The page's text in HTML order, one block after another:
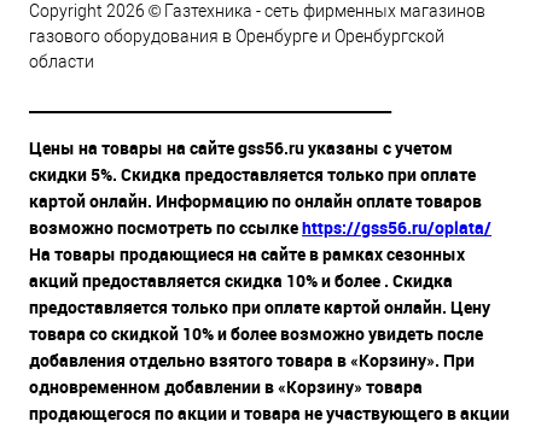
Copyright 2026 © Газтехника - сеть фирменных магазинов
газового оборудования в Оренбурге и Оренбургской
области
Цены на товары на сайте gss56.ru указаны с учетом
скидки 5%. Скидка предоставляется только при оплате
картой онлайн. Информацию по онлайн оплате товаров
возможно посмотреть по ссылкеhttps://gss56.ru/oplata/
На товары продающиеся на сайте в рамках сезонных
акций предоставляется скидка 10% и более . Скидка
предоставляется только при оплате картой онлайн. Цену
товара со скидкой 10% и более возможно увидеть после
добавления отдельно взятого товара в «Корзину». При
одновременном добавлении в «Корзину» товара
продающегося по акции и товара не участвующего в акции